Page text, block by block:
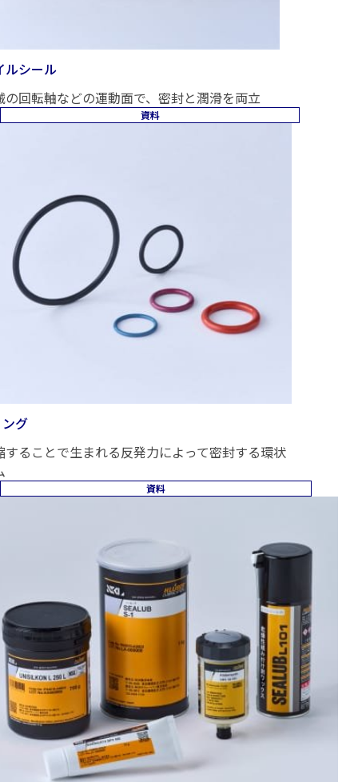
ルシール
の回転軸などの運動面で、密封と潤滑を両立
資料
グ
することで生まれる反発力によって密封する環状
資料